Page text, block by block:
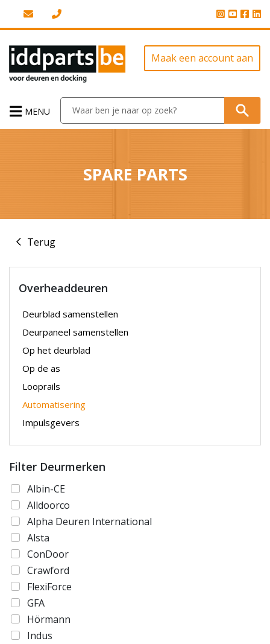
Maak een account aan
MENU
SPARE PARTS
Terug
Overheaddeuren
Deurblad samenstellen
Deurpaneel samenstellen
Op het deurblad
Op de as
Looprails
Automatisering
Impulsgevers
Filter Deurmerken
Albin-CE
Alldoorco
Alpha Deuren International
Alsta
ConDoor
Crawford
FlexiForce
GFA
Hörmann
Indus